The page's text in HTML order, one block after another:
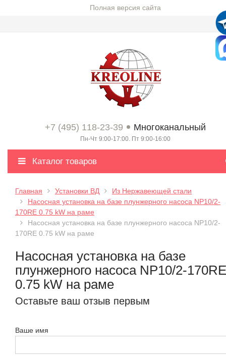
Полная версия сайта
+7 (495) 118-23-39 Многоканальный
Пн-Чт 9:00-17:00. Пт 9:00-16:00
Каталог товаров
Главная Установки ВД
Из Нержавеющей стали
Насосная установка на базе плунжерного насоса NP10/2-
170RE 0.75 kW на раме
Насосная установка на базе плунжерного насоса NP10/2-
170RE 0.75 kW на раме
Насосная установка на базе
плунжерного насоса NP10/2-170RE
0.75 kW на раме
Оставьте ваш отзыв первым
Ваше имя